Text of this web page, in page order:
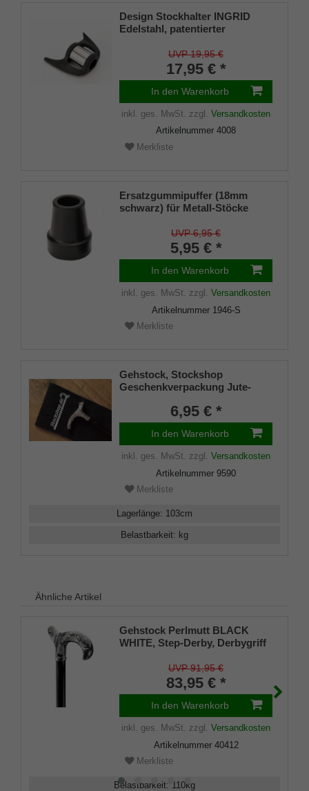
Design Stockhalter INGRID
Edelstahl, patentierter
(18 - 22mm), Weichgummi
UVP 19,95 €
17,95 € *
In den Warenkorb
inkl. ges. MwSt. zzgl. Versandkosten
Artikelnummer 4008
Merkliste
Ersatzgummipuffer (18mm
schwarz) für Metall-Stöcke
ca. 18mm) mit Metalleinlage
(VE 1 Stück)
UVP 6,95 €
5,95 € *
In den Warenkorb
inkl. ges. MwSt. zzgl. Versandkosten
Artikelnummer 1946-S
Merkliste
Gehstock, Stockshop
Geschenkverpackung Jute-
Klettverschluss6,95 € *
In den Warenkorb
inkl. ges. MwSt. zzgl. Versandkosten
Artikelnummer 9590
Merkliste
Lagerlänge: 103cm
Belastbarkeit: kg
Ähnliche Artikel
Gehstock Perlmutt BLACK
WHITE, Step-Derby, Derbygriff
Schmuckring, höhenverstellbar
schwarz bronciertes
Aluminium, Gummipuffer
UVP 91,95 €
83,95 € *
In den Warenkorb
inkl. ges. MwSt. zzgl. Versandkosten
Artikelnummer 40412
Merkliste
Belastbarkeit: 110kg